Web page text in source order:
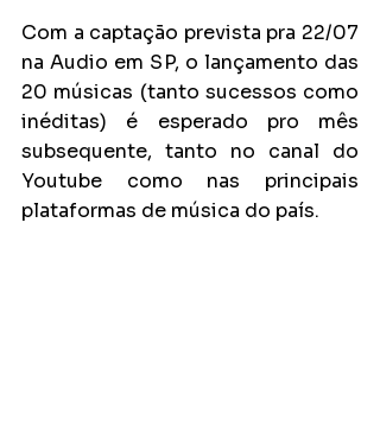
Com a captação prevista pra 22/07
na Audio em SP, o lançamento das
20 músicas (tanto sucessos como
inéditas) é esperado pro mês
subsequente, tanto no canal do
Youtube como nas principais
plataformas de música do país.